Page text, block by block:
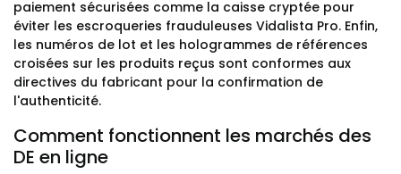
paiement sécurisées comme la caisse cryptée pour
éviter les escroqueries frauduleuses Vidalista Pro. Enfin,
les numéros de lot et les hologrammes de références
croisées sur les produits reçus sont conformes aux
directives du fabricant pour la confirmation de
l'authenticité.
Comment fonctionnent les marchés des
DE en ligne